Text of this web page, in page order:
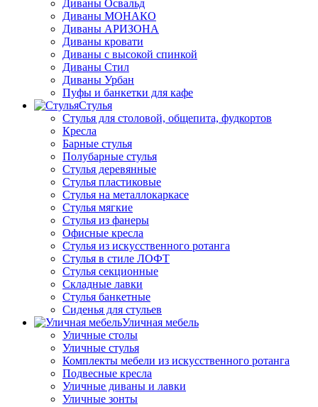
Диваны Освальд
Диваны МОНАКО
Диваны АРИЗОНА
Диваны кровати
Диваны с высокой спинкой
Диваны Стил
Диваны Урбан
Пуфы и банкетки для кафе
Стулья
Стулья для столовой, общепита, фудкортов
Кресла
Барные стулья
Полубарные стулья
Стулья деревянные
Стулья пластиковые
Стулья на металлокаркасе
Стулья мягкие
Стулья из фанеры
Офисные кресла
Стулья из искусственного ротанга
Стулья в стиле ЛОФТ
Стулья секционные
Складные лавки
Стулья банкетные
Сиденья для стульев
Уличная мебель
Уличные столы
Уличные стулья
Комплекты мебели из искусственного ротанга
Подвесные кресла
Уличные диваны и лавки
Уличные зонты